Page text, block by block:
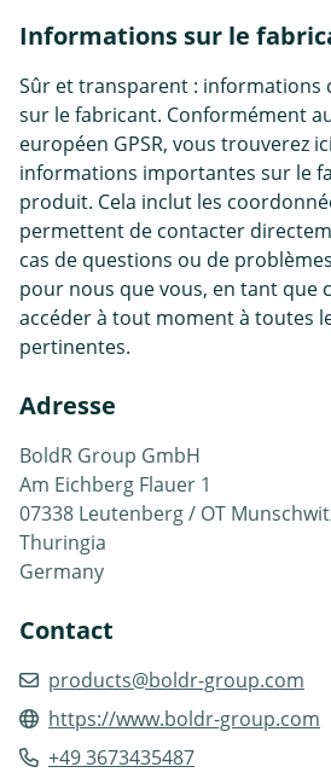
Informations sur le
Sûr et transparent : informations
sur le fabricant. Conformément
européen GPSR, vous trouverez
informations importantes sur le
produit. Cela inclut les
permettent de contacter
cas de questions ou de
pour nous que vous, en tant que
accéder à tout moment à toutes
pertinentes.
Adresse
BoldR Group GmbH
Am Eichberg Flauer 1
07338 Leutenberg / OT
Thuringia
Germany
Contact
products@boldr-group.com
https://www.boldr-group.com
+49 3673435487